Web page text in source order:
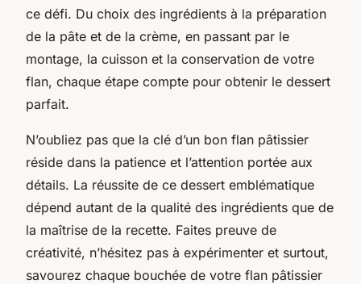
ce défi. Du choix des ingrédients à la préparation
de la pâte et de la crème, en passant par le
montage, la cuisson et la conservation de votre
flan, chaque étape compte pour obtenir le dessert
parfait.
N’oubliez pas que la clé d’un bon flan pâtissier
réside dans la patience et l’attention portée aux
détails. La réussite de ce dessert emblématique
dépend autant de la qualité des ingrédients que de
la maîtrise de la recette. Faites preuve de
créativité, n’hésitez pas à expérimenter et surtout,
savourez chaque bouchée de votre flan pâtissier